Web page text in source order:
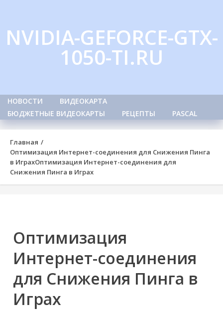
content
NVIDIA-GEFORCE-GTX-
1050-TI.RU
НОВОСТИ
ВИДЕОКАРТА
БЮДЖЕТНЫЕ ВИДЕОКАРТЫ
РЕЦЕПТЫ PASCAL
Главная
Оптимизация Интернет-соединения для Снижения Пинга
в ИграхОптимизация Интернет-соединения для
Снижения Пинга в Играх
Оптимизация
Интернет-соединения
для Снижения Пинга в
Играх